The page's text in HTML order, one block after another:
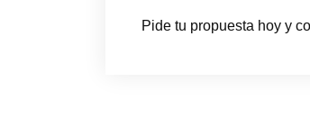
Pide tu propuesta hoy y